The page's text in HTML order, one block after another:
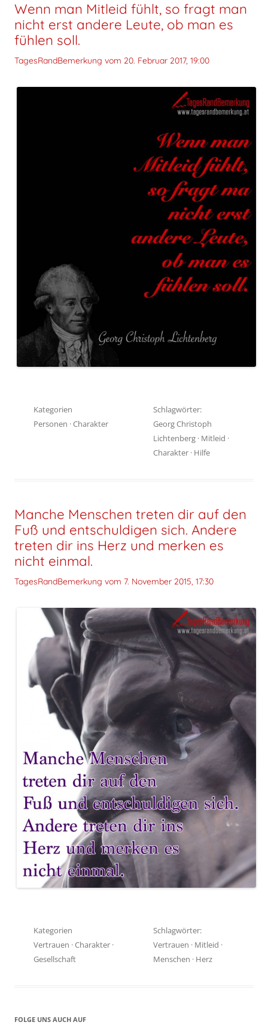
Wenn man Mitleid fühlt, so fragt man
nicht erst andere Leute, ob man es
fühlen soll.
TagesRandBemerkung vom 20. Februar 2017, 19:00
Kategorien
Personen ·Charakter
Schlagwörter:
Georg Christoph
Lichtenberg · Mitleid ·
Charakter · Hilfe
Manche Menschen treten dir auf den
Fuß und entschuldigen sich. Andere
treten dir ins Herz und merken es
nicht einmal.
TagesRandBemerkung vom 7. November 2015, 17:30
Kategorien
Vertrauen ·Charakter ·
Gesellschaft
Schlagwörter:
Vertrauen · Mitleid ·
Menschen · Herz
FOLGE UNS AUCH AUF